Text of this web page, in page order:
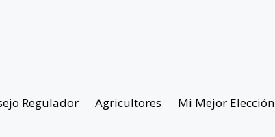
Regulador Agricultores Mi Mejor Elección